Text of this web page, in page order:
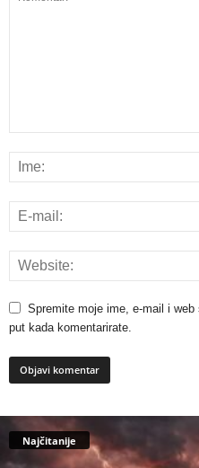
Spremite moje ime, e-mail i
put kada komentarirate.
Najčitanije